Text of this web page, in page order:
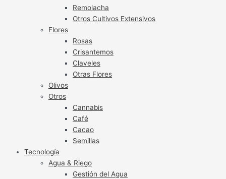
Remolacha
Otros Cultivos Extensivos
Flores
Rosas
Crisantemos
Claveles
Otras Flores
Olivos
Otros
Cannabis
Café
Cacao
Semillas
Tecnología
Agua & Riego
Gestión del Agua